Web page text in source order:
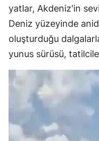
yatlar, Akdeniz'in
Deniz yüzeyinde
oluşturduğu
yunus sürüsü,